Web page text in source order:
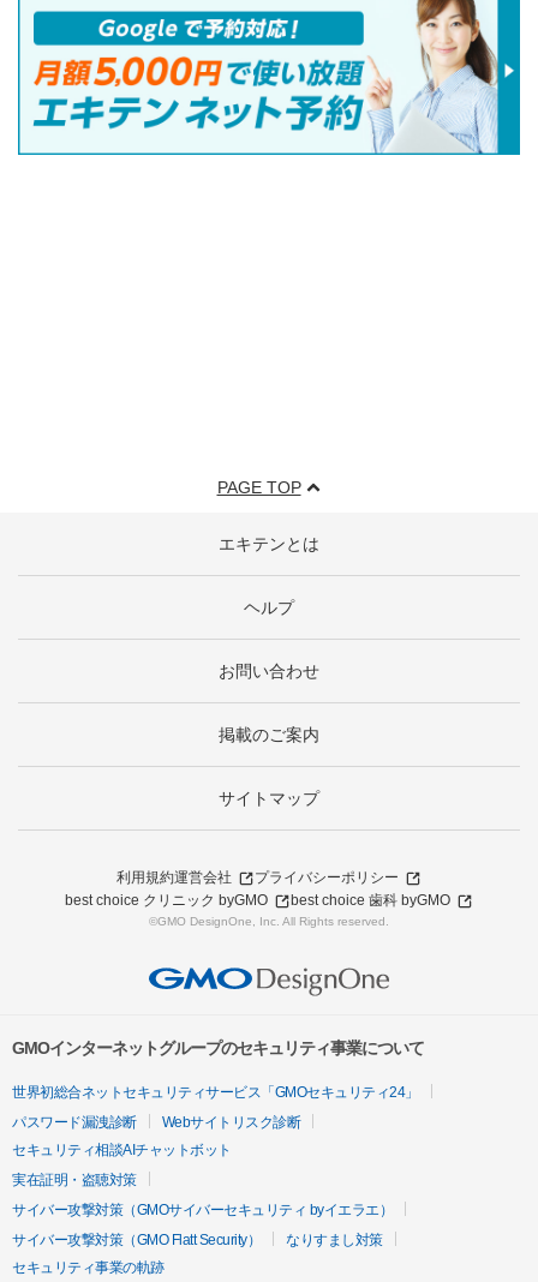
PAGE TOP
エキテンとは
ヘルプ
お問い合わせ
掲載のご案内
サイトマップ
利用規約運営会社
プライバシーポリシー
best choice クリニック byGMO
best choice 歯科 byGMO
©GMO DesignOne, Inc. All Rights reserved.
GMOインターネットグループのセキュリティ事業について
世界初総合ネットセキュリティサービス「GMOセキュリティ24」
パスワード漏洩診断
Webサイトリスク診断
セキュリティ相談AIチャットボット
実在証明・盗聴対策
サイバー攻撃対策（GMOサイバーセキュリティ byイエラエ）
サイバー攻撃対策（GMO Flatt Security）
なりすまし対策
セキュリティ事業の軌跡